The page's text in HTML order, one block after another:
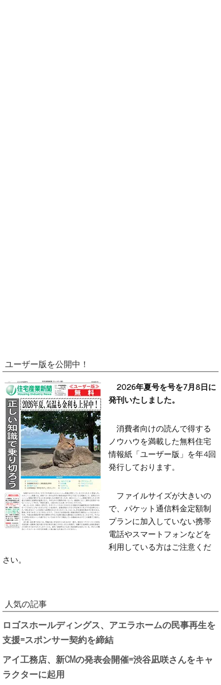
ユーザー版を公開中！
2026年夏号を号を7月8日に
発刊いたしました。
消費者向けの読んで得する
ノウハウを満載した無料住宅
情報紙「ユーザー版」を年4回
発行しております。
ファイルサイズが大きいの
で、パケット通信料金定額制
プランに加入していない携帯
電話やスマートフォンなどを
利用している方はご注意くだ
さい。
人気の記事
ロゴスホールディングス、アエラホームの民事再生を
支援=スポンサー契約を締結
アイ工務店、新CMの発表会開催=渋谷凪咲さんをキャ
ラクターに起用